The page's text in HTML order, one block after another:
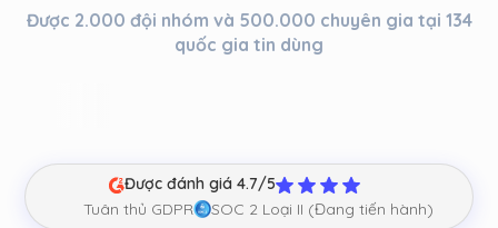
Được 2.000 đội nhóm và 500.000 chuyên gia tại 134
quốc gia tin dùng
Được đánh giá 4.7/5
Tuân thủ GDPR
SOC 2 Loại II (Đang tiến hành)